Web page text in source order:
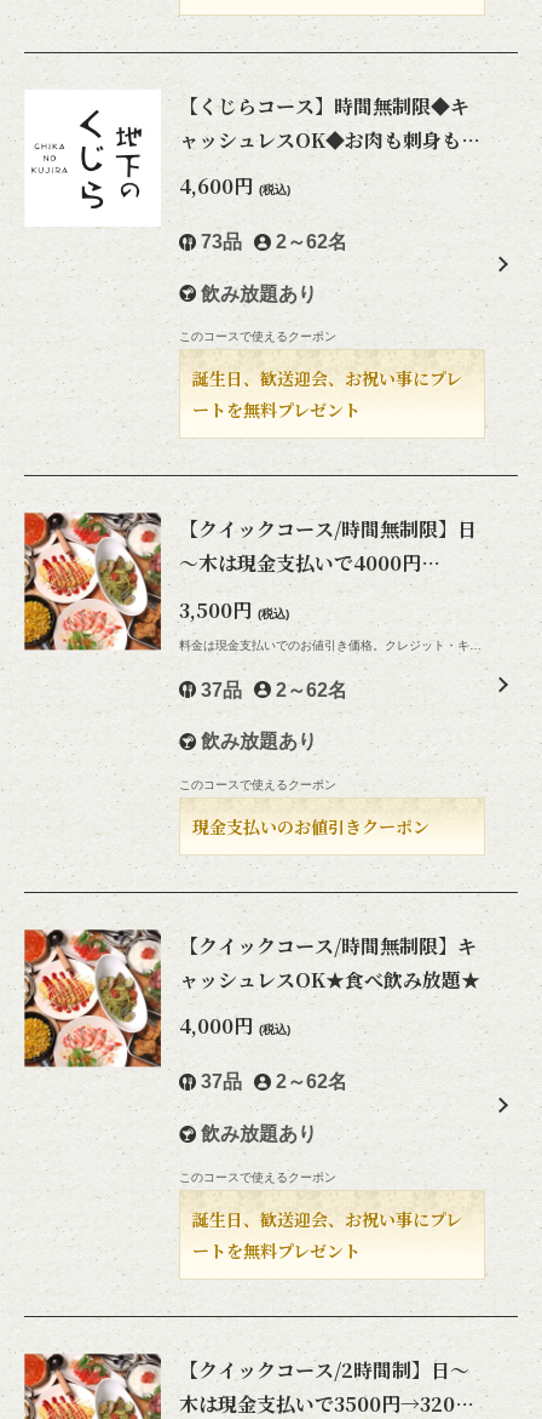
【くじらコース】時間無制限◆キ
ャッシュレスOK◆お肉も刺身も食
べ飲み放題
4,600円 (税込)
73品 2～62名
飲み放題あり
このコースで使えるクーポン
誕生日、歓送迎会、お祝い事にプレ
ートを無料プレゼント
【クイックコース/時間無制限】日
～木は現金支払いで4000円
→3500円★食べ飲み放題★
3,500円 (税込)
料金は現金支払いでのお値引き価格。クレジット・キャッシュレス支払いは通常料金です
37品 2～62名
飲み放題あり
このコースで使えるクーポン
現金支払いのお値引きクーポン
【クイックコース/時間無制限】キ
ャッシュレスOK★食べ飲み放題★
4,000円 (税込)
37品 2～62名
飲み放題あり
このコースで使えるクーポン
誕生日、歓送迎会、お祝い事にプレ
ートを無料プレゼント
【クイックコース/2時間制】日～
木は現金支払いで3500円→3200
この店舗情報をシェアする
コース | 【天神・無制限・食べ飲み放題全215種】地下のく
じら
福岡県福岡市中央区天神２丁目7-22 B1F
https://chikanokujira.owst.jp/courses
お店情報をコピー
閉じる